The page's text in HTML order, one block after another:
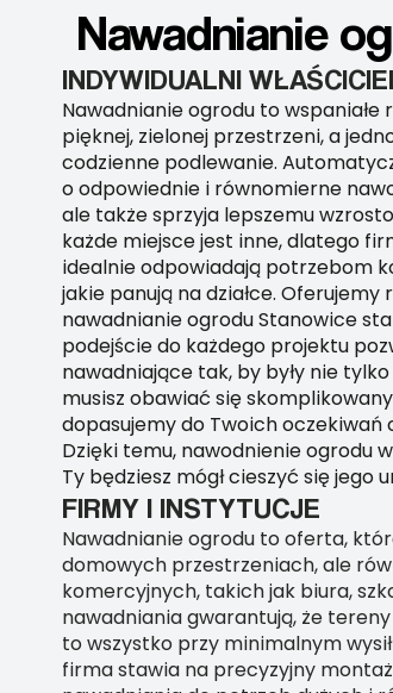
Nawadnianie
INDYWIDUALNI
Nawadnianie ogrodu to
pięknej, zielonej przestrzeni, a
codzienne podlewanie.
o odpowiednie i równomierne
ale także sprzyja lepszemu
każde miejsce jest inne, dlatego
idealnie odpowiadają potrzebom
jakie panują na działce.
nawadnianie ogrodu Stanowice
podejście do każdego projektu
nawadniające tak, by były nie
musisz obawiać się
dopasujemy do Twoich
Dzięki temu, nawodnienie ogrodu
Ty będziesz mógł cieszyć się
FIRMY I INSTYTUCJE
Nawadnianie ogrodu to oferta,
domowych przestrzeniach, ale
komercyjnych, takich jak biura,
nawadniania gwarantują, że
to wszystko przy minimalnym
firma stawia na precyzyjny